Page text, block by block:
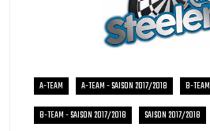
A-TEAM A-TEAM - SAISON 2017/2018 B-TEAM
B-TEAM - SAISON 2017/2018 SAISON 2017/2018